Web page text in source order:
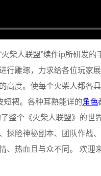
火柴人联盟”续作ip所研发
行雕琢，力求给各位玩家
高度。使每个火柴人都各
短裙。各种耳熟能详的角色
整个《火柴人联盟》的世
探险神秘副本、团队作战
、热血且与众不同。 欢迎